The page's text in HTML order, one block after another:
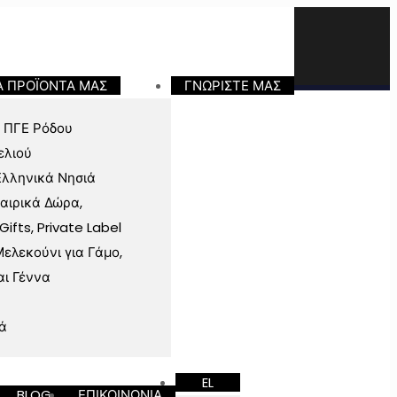
ΠΡΟΪΟΝΤΑ ΜΑΣ
ΠΓΕ Ρόδου
Νησιά
Δώρα,
Private Label
για Γάμο,
Γέννα
ΓΝΩΡΙΣΤΕ ΜΑΣ
EL